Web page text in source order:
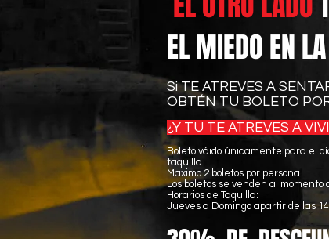
EL MIEDO EN LA
Si TE ATREVES A
OBTÉN TU BOLETO
¿Y TU TE ATREVES A
Boleto váido únicamente para el
taquilla.
Maximo 2 boletos por persona.
Los boletos se venden al momento
Horarios de Taquilla:
Jueves a Domingo apartir de las